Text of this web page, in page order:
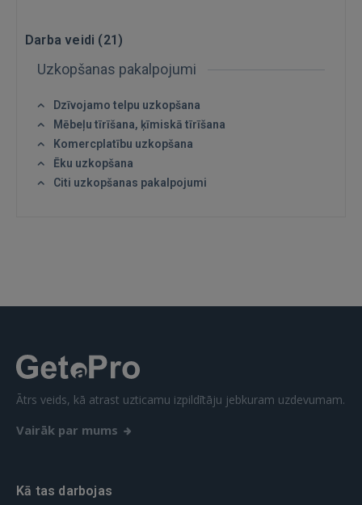
Ienākt
Darba veidi (21)
Uzkopšanas pakalpojumi
Dzīvojamo telpu uzkopšana
Mēbeļu tīrīšana, ķīmiskā tīrīšana
Komercplatību uzkopšana
Ēku uzkopšana
Citi uzkopšanas pakalpojumi
Ātrs veids, kā atrast uzticamu izpildītāju jebkuram uzdevumam.
Vairāk par mums
Kā tas darbojas